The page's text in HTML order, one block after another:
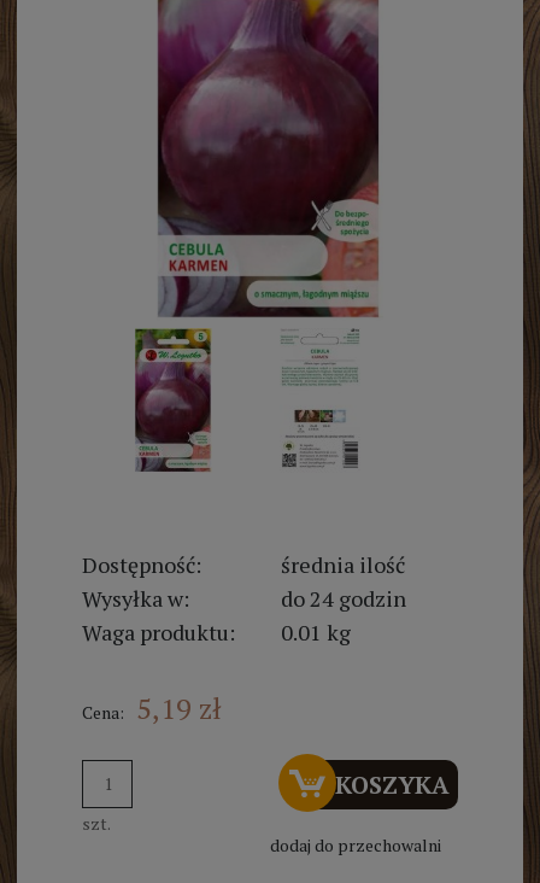
Dostępność:
średnia ilość
Wysyłka w:
do 24 godzin
Waga produktu:
0.01 kg
Cena: 5,19 zł
szt.
DO KOSZYKA
dodaj do przechowalni